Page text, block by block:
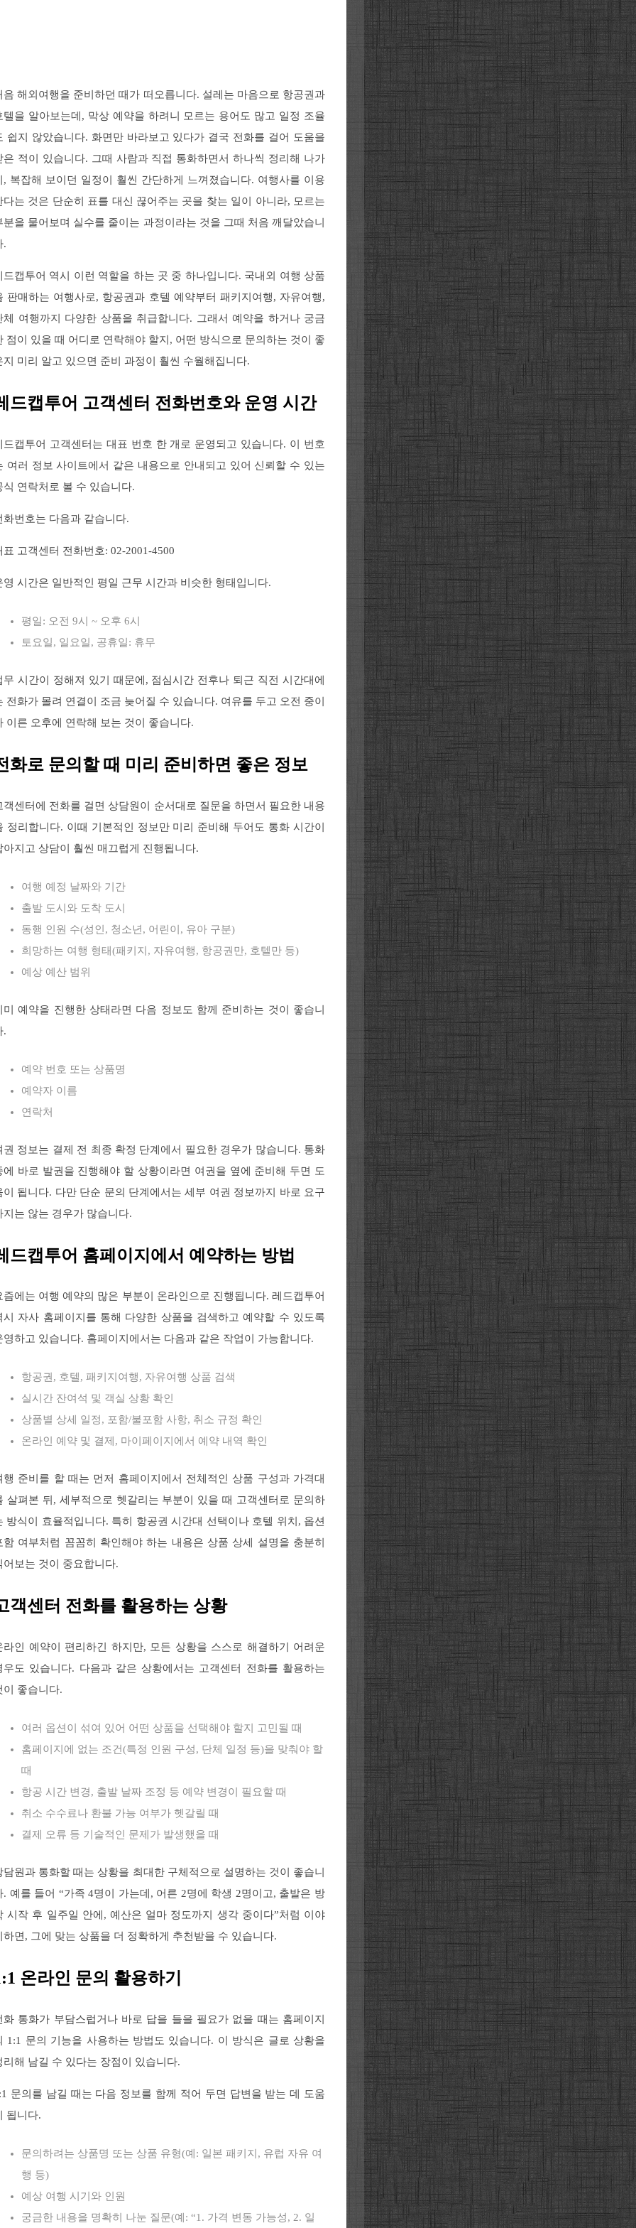
음 해외여행을 준비하던 때가 떠오릅니다. 설레는 마음으로 항공권과
텔을 알아보는데, 막상 예약을 하려니 모르는 용어도 많고 일정 조율
쉽지 않았습니다. 화면만 바라보고 있다가 결국 전화를 걸어 도움을
은 적이 있습니다. 그때 사람과 직접 통화하면서 하나씩 정리해 나가
, 복잡해 보이던 일정이 훨씬 간단하게 느껴졌습니다. 여행사를 이용
다는 것은 단순히 표를 대신 끊어주는 곳을 찾는 일이 아니라, 모르는
분을 물어보며 실수를 줄이는 과정이라는 것을 그때 처음 깨달았습니
.
드캡투어 역시 이런 역할을 하는 곳 중 하나입니다. 국내외 여행 상품
판매하는 여행사로, 항공권과 호텔 예약부터 패키지여행, 자유여행,
체 여행까지 다양한 상품을 취급합니다. 그래서 예약을 하거나 궁금
점이 있을 때 어디로 연락해야 할지, 어떤 방식으로 문의하는 것이 좋
지 미리 알고 있으면 준비 과정이 훨씬 수월해집니다.
드캡투어 고객센터 전화번호와 운영 시간
드캡투어 고객센터는 대표 번호 한 개로 운영되고 있습니다. 이 번호
여러 정보 사이트에서 같은 내용으로 안내되고 있어 신뢰할 수 있는
식 연락처로 볼 수 있습니다.
화번호는 다음과 같습니다.
표 고객센터 전화번호: 02-2001-4500
영 시간은 일반적인 평일 근무 시간과 비슷한 형태입니다.
평일: 오전 9시 ~ 오후 6시
토요일, 일요일, 공휴일: 휴무
무 시간이 정해져 있기 때문에, 점심시간 전후나 퇴근 직전 시간대에
전화가 몰려 연결이 조금 늦어질 수 있습니다. 여유를 두고 오전 중이
이른 오후에 연락해 보는 것이 좋습니다.
화로 문의할 때 미리 준비하면 좋은 정보
객센터에 전화를 걸면 상담원이 순서대로 질문을 하면서 필요한 내용
정리합니다. 이때 기본적인 정보만 미리 준비해 두어도 통화 시간이
아지고 상담이 훨씬 매끄럽게 진행됩니다.
여행 예정 날짜와 기간
출발 도시와 도착 도시
동행 인원 수(성인, 청소년, 어린이, 유아 구분)
희망하는 여행 형태(패키지, 자유여행, 항공권만, 호텔만 등)
예상 예산 범위
미 예약을 진행한 상태라면 다음 정보도 함께 준비하는 것이 좋습니
.
예약 번호 또는 상품명
예약자 이름
연락처
권 정보는 결제 전 최종 확정 단계에서 필요한 경우가 많습니다. 통화
에 바로 발권을 진행해야 할 상황이라면 여권을 옆에 준비해 두면 도
이 됩니다. 다만 단순 문의 단계에서는 세부 여권 정보까지 바로 요구
지는 않는 경우가 많습니다.
드캡투어 홈페이지에서 예약하는 방법
즘에는 여행 예약의 많은 부분이 온라인으로 진행됩니다. 레드캡투어
시 자사 홈페이지를 통해 다양한 상품을 검색하고 예약할 수 있도록
영하고 있습니다. 홈페이지에서는 다음과 같은 작업이 가능합니다.
항공권, 호텔, 패키지여행, 자유여행 상품 검색
실시간 잔여석 및 객실 상황 확인
상품별 상세 일정, 포함/불포함 사항, 취소 규정 확인
온라인 예약 및 결제, 마이페이지에서 예약 내역 확인
행 준비를 할 때는 먼저 홈페이지에서 전체적인 상품 구성과 가격대
살펴본 뒤, 세부적으로 헷갈리는 부분이 있을 때 고객센터로 문의하
방식이 효율적입니다. 특히 항공권 시간대 선택이나 호텔 위치, 옵션
함 여부처럼 꼼꼼히 확인해야 하는 내용은 상품 상세 설명을 충분히
어보는 것이 중요합니다.
객센터 전화를 활용하는 상황
라인 예약이 편리하긴 하지만, 모든 상황을 스스로 해결하기 어려운
우도 있습니다. 다음과 같은 상황에서는 고객센터 전화를 활용하는
이 좋습니다.
여러 옵션이 섞여 있어 어떤 상품을 선택해야 할지 고민될 때
홈페이지에 없는 조건(특정 인원 구성, 단체 일정 등)을 맞춰야 할
때
항공 시간 변경, 출발 날짜 조정 등 예약 변경이 필요할 때
취소 수수료나 환불 가능 여부가 헷갈릴 때
결제 오류 등 기술적인 문제가 발생했을 때
담원과 통화할 때는 상황을 최대한 구체적으로 설명하는 것이 좋습니
. 예를 들어 “가족 4명이 가는데, 어른 2명에 학생 2명이고, 출발은 방
시작 후 일주일 안에, 예산은 얼마 정도까지 생각 중이다”처럼 이야
하면, 그에 맞는 상품을 더 정확하게 추천받을 수 있습니다.
온라인 문의 활용하기
화 통화가 부담스럽거나 바로 답을 들을 필요가 없을 때는 홈페이지
1:1 문의 기능을 사용하는 방법도 있습니다. 이 방식은 글로 상황을
리해 남길 수 있다는 장점이 있습니다.
문의를 남길 때는 다음 정보를 함께 적어 두면 답변을 받는 데 도움
됩니다.
문의하려는 상품명 또는 상품 유형(예: 일본 패키지, 유럽 자유 여
행 등)
예상 여행 시기와 인원
궁금한 내용을 명확히 나눈 질문(예: “1. 가격 변동 가능성, 2. 일